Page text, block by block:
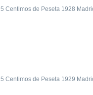
5 Centimos de Peseta 1928
5 Centimos de Peseta 1929